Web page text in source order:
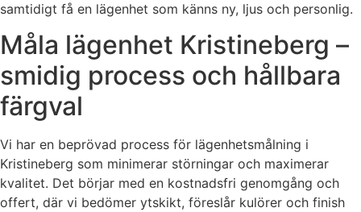
samtidigt få en lägenhet som känns ny, ljus och personlig.
Måla lägenhet Kristineberg –
smidig process och hållbara
färgval
Vi har en beprövad process för lägenhetsmålning i
Kristineberg som minimerar störningar och maximerar
kvalitet. Det börjar med en kostnadsfri genomgång och
offert, där vi bedömer ytskikt, föreslår kulörer och finish